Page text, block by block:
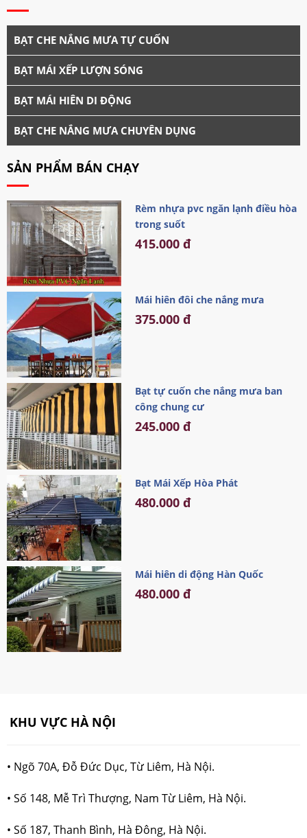
BẠT CHE NẮNG MƯA TỰ CUỐN
BẠT MÁI XẾP LƯỢN SÓNG
BẠT MÁI HIÊN DI ĐỘNG
BẠT CHE NẮNG MƯA CHUYÊN DỤNG
SẢN PHẨM BÁN CHẠY
Rèm nhựa pvc ngăn lạnh điều hòa
trong suốt
415.000 đ
Mái hiên đôi che nắng mưa
375.000 đ
Bạt tự cuốn che nắng mưa ban
công chung cư
245.000 đ
Bạt Mái Xếp Hòa Phát
480.000 đ
Mái hiên di động Hàn Quốc
480.000 đ
KHU VỰC HÀ NỘI
• Ngõ 70A, Đỗ Đức Dục, Từ Liêm, Hà Nội.
• Số 148, Mễ Trì Thượng, Nam Từ Liêm, Hà Nội.
• Số 187, Thanh Bình, Hà Đông, Hà Nội.